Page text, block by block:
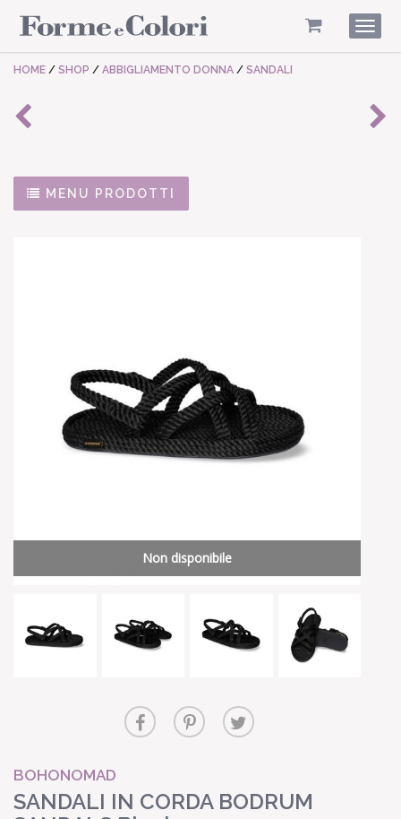
HOME / SHOP / ABBIGLIAMENTO DONNA / SANDALI
MENU PRODOTTI
Non disponibile
BOHONOMAD
SANDALI IN CORDA BODRUM